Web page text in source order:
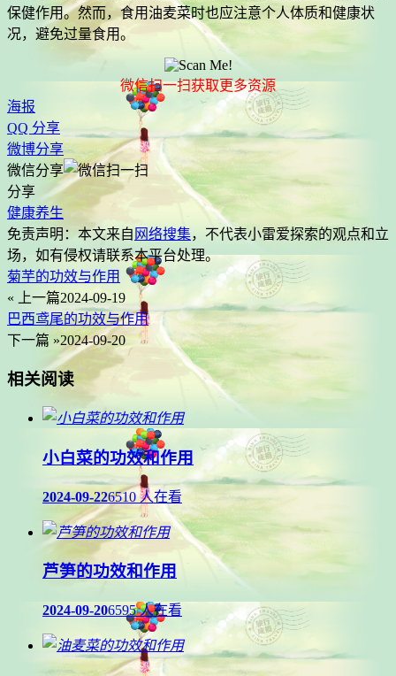
保健作用。然而，食用油麦菜时也应注意个人体质和健康状
况，避免过量食用。
微信扫一扫获取更多资源
海报
QQ 分享
微博分享
微信分享
分享
健康养生
免责声明：本文来自 网络搜集，不代表小雷爱探索的观点和立
场，如有侵权请联系本平台处理。
菊芋的功效与作用
« 上一篇2024-09-19
巴西鸢尾的功效与作用
下一篇 »2024-09-20
相关阅读
小白菜的功效和作用
2024-09-226510 人在看
芦笋的功效和作用
2024-09-206595 人在看